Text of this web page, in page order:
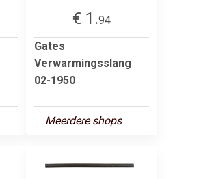
€ 1.94
Gates
Verwarmingsslang
02-1950
Meerdere shops